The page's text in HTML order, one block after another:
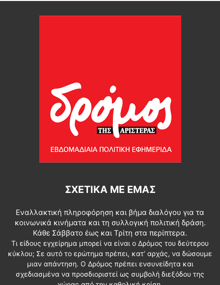
ΣΧΕΤΙΚΆ ΜΕ ΕΜΆΣ
Εναλλακτική πληροφόρηση και βήμα διαλόγου για τα
κοινωνικά κινήματα και τη συλλογική πολιτική δράση.
Κάθε Σάββατο έως και Τρίτη στα περίπτερα.
Τι είδους εγχείρημα μπορεί να είναι ο Δρόμος του δεύτερου
κύκλου; Σε αυτό το ερώτημα πρέπει, κατ’ αρχάς, να δώσουμε
μιαν απάντηση. Ο Δρόμος πρέπει ενσυνείδητα και
σχεδιασμένα να προσδιοριστεί ως συμβολή διεξόδου της